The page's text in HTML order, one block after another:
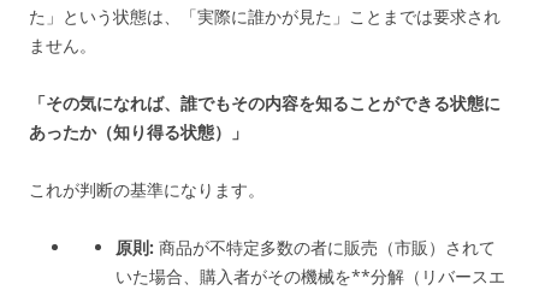
た」という状態は、「実際に誰かが見た」ことまでは要求され
ません。
「その気になれば、誰でもその内容を知ることができる状態に
あったか（知り得る状態）」
これが判断の基準になります。
原則: 商品が不特定多数の者に販売（市販）されて
いた場合、購入者がその機械を**分解（リバースエ